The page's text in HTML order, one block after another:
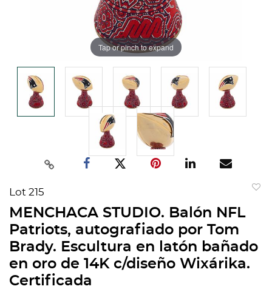
Tap or pinch to expand
Lot 215
MENCHACA STUDIO. Balón NFL
Patriots, autografiado por Tom
Brady. Escultura en latón bañado
en oro de 14K c/diseño Wixárika.
Certificada